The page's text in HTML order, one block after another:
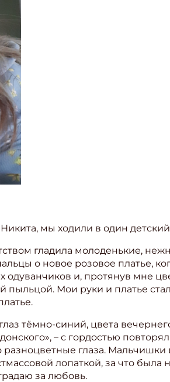
мы ходили в один детский
гладила молоденькие,
о новое розовое платье,
и, протянув мне
пыльцой. Мои руки и платье
тёмно-синий, цвета
– с гордостью
глаза.
лопаткой, за что была
за любовь.